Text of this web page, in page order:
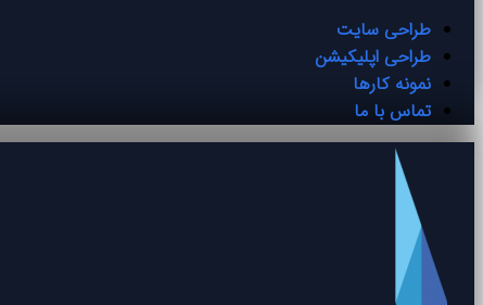
طراحی سایت
طراحی اپلیکیشن
نمونه کارها
تماس با ما